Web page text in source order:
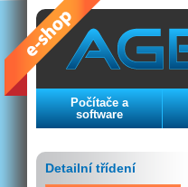
Počítače a
software
Detailní třídení